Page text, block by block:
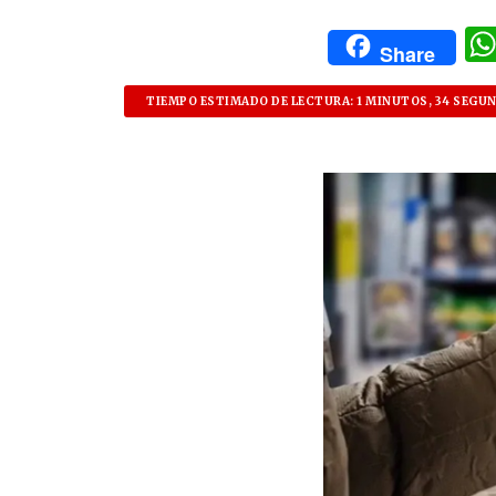
Share
TIEMPO ESTIMADO DE LECTURA: 1 MINUTOS, 34